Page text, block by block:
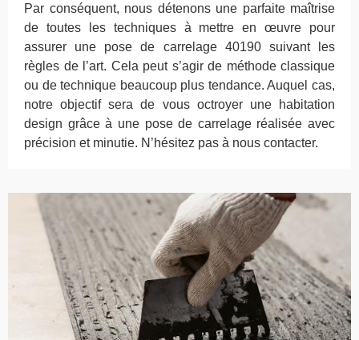
Par conséquent, nous détenons une parfaite maîtrise
de toutes les techniques à mettre en œuvre pour
assurer une pose de carrelage 40190 suivant les
règles de l’art. Cela peut s’agir de méthode classique
ou de technique beaucoup plus tendance. Auquel cas,
notre objectif sera de vous octroyer une habitation
design grâce à une pose de carrelage réalisée avec
précision et minutie. N’hésitez pas à nous contacter.